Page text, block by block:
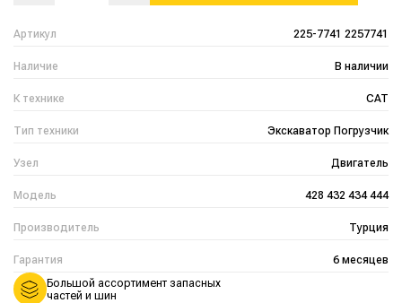
Артикул 225-7741 2257741
Наличие В наличии
К технике CAT
Тип техники Экскаватор Погрузчик
Узел Двигатель
Модель 428 432 434 444
Производитель Турция
Гарантия 6 месяцев
Большой ассортимент запасных
частей и шин